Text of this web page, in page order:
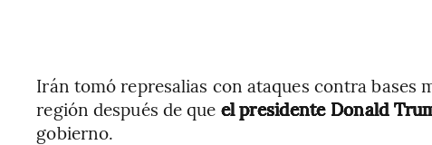
Irán tomó represalias con ataques contra bases
región después de que el presidente Donald
gobierno.